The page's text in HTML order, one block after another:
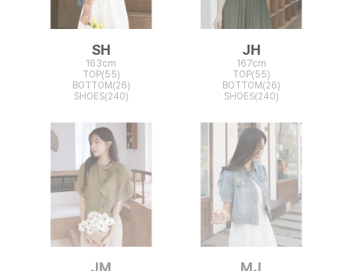
SH
163cm
TOP(55)
BOTTOM(26)
SHOES(240)
JH
167cm
TOP(55)
BOTTOM(26)
SHOES(240)
JM MJ